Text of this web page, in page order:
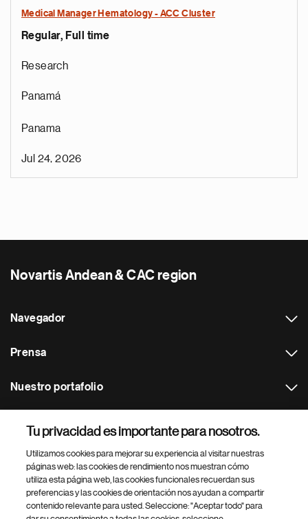
Medical Manager Hematology - ACC Cluster
Regular, Full time
Research
Panamá
Panama
Jul 24, 2026
Novartis Andean & CAC region
Navegador
Prensa
Nuestro portafolio
Footer Site Search
Tu privacidad es importante para nosotros.
Utilizamos cookies para mejorar su experiencia al visitar nuestras
páginas web: las cookies de rendimiento nos muestran cómo
utiliza esta página web, las cookies funcionales recuerdan sus
preferencias y las cookies de orientación nos ayudan a compartir
contenido relevante para usted. Seleccione: "Aceptar todo" para